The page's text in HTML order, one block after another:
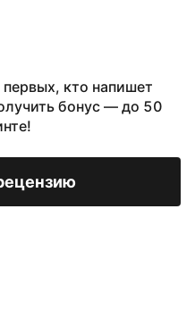
кто напишет
бонус — до 50